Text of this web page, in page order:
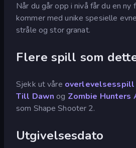
Når du går opp i nivå får du en ny
kommer med unike spesielle
stråle og stor granat.
Flere spill som
Sjekk ut våre overlevelsesspill
Till Dawn og Zombie Hunters
som Shape Shooter 2.
Utgivelsesdato